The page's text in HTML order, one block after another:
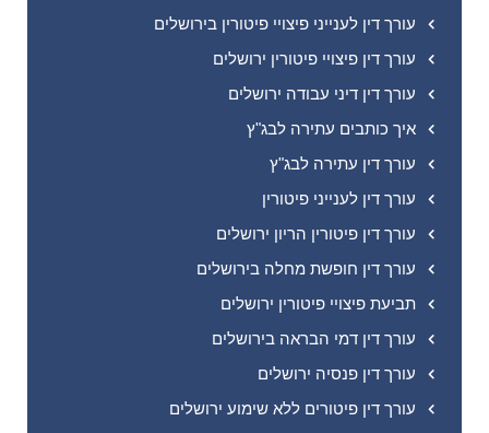
עורך דין לענייני פיצויי פיטורין בירושלים
עורך דין פיצויי פיטורין ירושלים
עורך דין דיני עבודה ירושלים
איך כותבים עתירה לבג"ץ
עורך דין עתירה לבג"ץ
עורך דין לענייני פיטורין
עורך דין פיטורין הריון ירושלים
עורך דין חופשת מחלה בירושלים
תביעת פיצויי פיטורין ירושלים
עורך דין דמי הבראה בירושלים
עורך דין פנסיה ירושלים
עורך דין פיטורים ללא שימוע ירושלים